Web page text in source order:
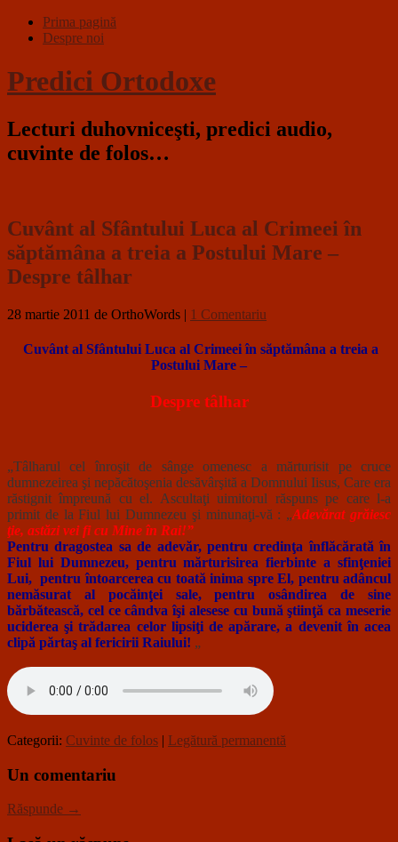
Prima pagină
Despre noi
Predici Ortodoxe
Lecturi duhovniceşti, predici audio,
cuvinte de folos…
Cuvânt al Sfântului Luca al Crimeei în
săptămâna a treia a Postului Mare –
Despre tâlhar
28 martie 2011 de OrthoWords | 1 Comentariu
Cuvânt al Sfântului Luca al Crimeei în săptămâna a treia a
Postului Mare –
Despre tâlhar
„Tâlharul cel înroşit de sânge omenesc a mărturisit pe cruce
dumnezeirea şi nepăcătoşenia desăvârşită a Domnului Iisus, Care era
răstignit împreună cu el. Ascultaţi uimitorul răspuns pe care l-a
primit de la Fiul lui Dumnezeu şi minunaţi-vă : „Adevărat grăiesc
ţie, astăzi vei fi cu Mine în Rai!”
Pentru dragostea sa de adevăr, pentru credinţa înflăcărată în
Fiul lui Dumnezeu, pentru mărturisirea fierbinte a sfinţeniei
Lui, pentru întoarcerea cu toată inima spre El, pentru adâncul
nemăsurat al pocăinţei sale, pentru osândirea de sine
bărbătească, cel ce cândva îşi alesese cu bună ştiinţă ca meserie
uciderea şi trădarea celor lipsiţi de apărare, a devenit în acea
clipă părtaş al fericirii Raiului! „
Categorii: Cuvinte de folos | Legătură permanentă
Un comentariu
Răspunde →